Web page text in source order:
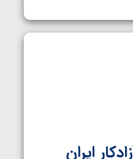
بین‌المللی تونس؛ ۵ آزادکار ایران